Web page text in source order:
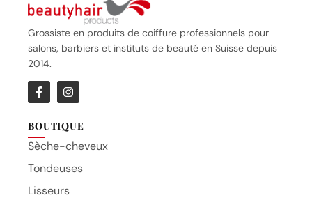
Grossiste en produits de coiffure professionnels pour
salons, barbiers et instituts de beauté en Suisse depuis
2014.
BOUTIQUE
Sèche-cheveux
Tondeuses
Lisseurs